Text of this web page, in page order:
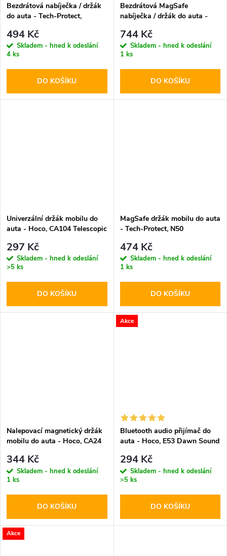
Bezdrátová nabíječka / držák
do auta - Tech-Protect,
494 Kč
Skladem - hned k odeslání
4 ks
DO KOŠÍKU
Bezdrátová MagSafe
nabíječka / držák do auta -
Dashboard & Vent
744 Kč
Skladem - hned k odeslání
1 ks
DO KOŠÍKU
Univerzální držák mobilu do
auta - Hoco, CA104 Telescopic
297 Kč
Skladem - hned k odeslání
>5 ks
DO KOŠÍKU
MagSafe držák mobilu do auta
- Tech-Protect, N50
474 Kč
Skladem - hned k odeslání
1 ks
DO KOŠÍKU
Nalepovací magnetický držák
mobilu do auta - Hoco, CA24
344 Kč
Skladem - hned k odeslání
1 ks
DO KOŠÍKU
Akce
Bluetooth audio přijímač do
auta - Hoco, E53 Dawn Sound
294 Kč
Skladem - hned k odeslání
>5 ks
DO KOŠÍKU
Akce